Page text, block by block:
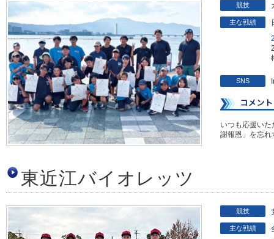
競技
主な戦績
SNS
いつも応援い
謝報恩」を忘
東近江バイオレッツ
競技
主な戦績